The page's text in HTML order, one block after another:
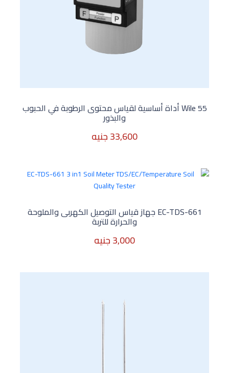
Wile 55 أداة أساسية لقياس محتوى الرطوبة في الحبوب
والبذور
33,600 جنيه
EC-TDS-661 جهاز قياس التوصيل الكهربى والملوحة
والحرارة للتربة
3,000 جنيه
3,000 جنيه